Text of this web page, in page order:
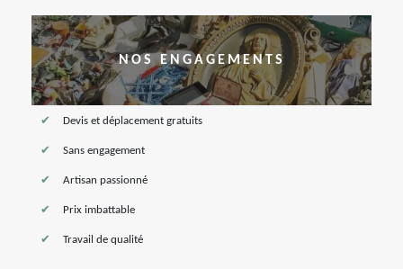
NOS ENGAGEMENTS
Devis et déplacement gratuits
Sans engagement
Artisan passionné
Prix imbattable
Travail de qualité